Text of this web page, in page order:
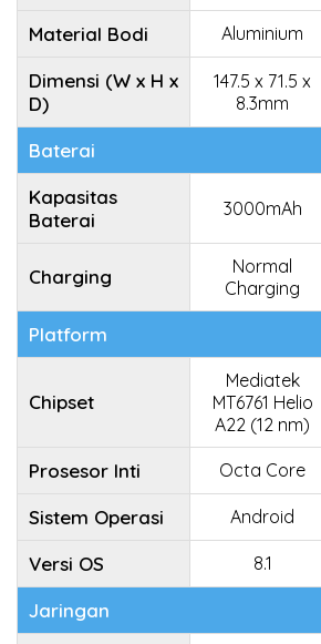
Material Bodi Aluminium
Dimensi (W x H x
D)
147.5 x 71.5 x
8.3mm
Baterai
Kapasitas
Baterai
3000mAh
Charging
Normal
Charging
Platform
Chipset
Mediatek
MT6761 Helio
A22 (12 nm)
Prosesor Inti Octa Core
Sistem Operasi Android
Versi OS 8.1
Jaringan